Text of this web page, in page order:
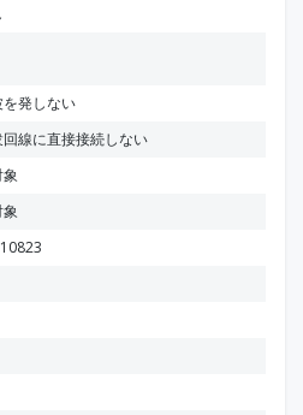
を発しない
回線に直接接続しない